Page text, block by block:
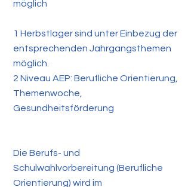
möglich
1 Herbstlager sind unter Einbezug der
entsprechenden Jahrgangsthemen
möglich.
2 Niveau AEP: Berufliche Orientierung,
Themenwoche,
Gesundheitsförderung
Die Berufs- und
Schulwahlvorbereitung (Berufliche
Orientierung) wird im